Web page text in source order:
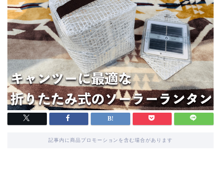
記事内に商品プロモーションを含む場合があります